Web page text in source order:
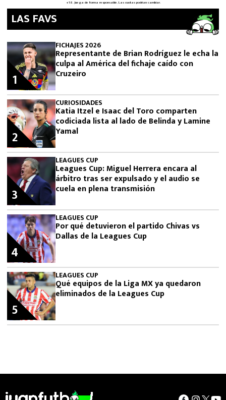
LAS FAVS
FICHAJES 2026
Representante de Brian Rodríguez le echa la
culpa al América del fichaje caído con
Cruzeiro
1
CURIOSIDADES
Katia Itzel e Isaac del Toro comparten
codiciada lista al lado de Belinda y Lamine
Yamal
2
LEAGUES CUP
Leagues Cup: Miguel Herrera encara al
árbitro tras ser expulsado y el audio se
cuela en plena transmisión
3
LEAGUES CUP
Por qué detuvieron el partido Chivas vs
Dallas de la Leagues Cup
4
LEAGUES CUP
Qué equipos de la Liga MX ya quedaron
eliminados de la Leagues Cup
5